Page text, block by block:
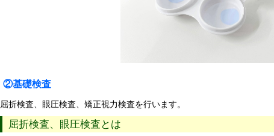
②基礎検査
屈折検査、眼圧検査、矯正視力検査を行います。
屈折検査、眼圧検査とは